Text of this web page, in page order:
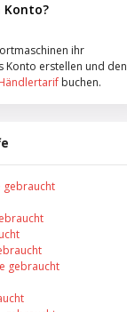
Konto?
ihr
Konto erstellen und den
buchen.
gebraucht
gebraucht